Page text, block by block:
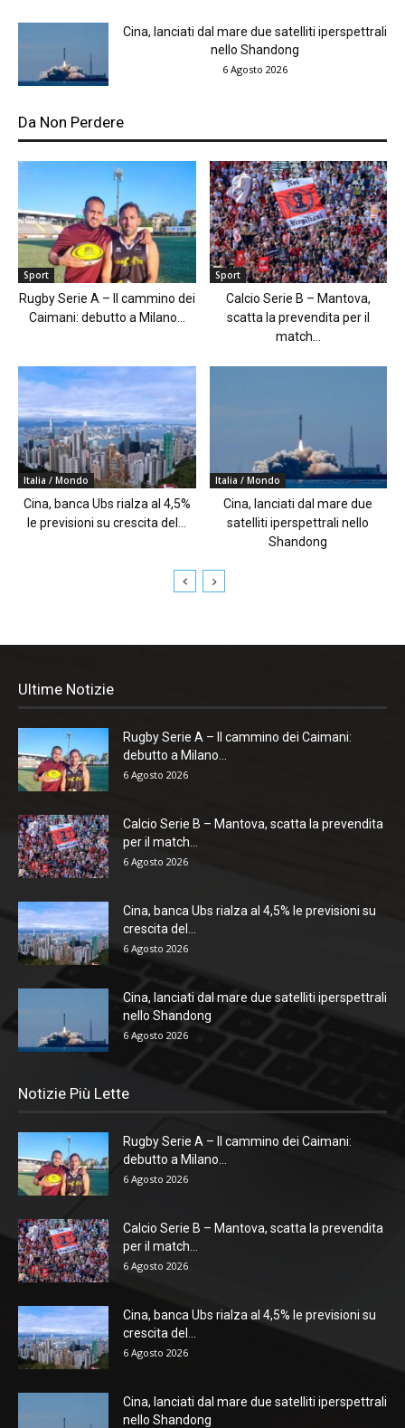
Cina, lanciati dal mare due satelliti iperspettrali
nello Shandong
6 Agosto 2026
Da Non Perdere
Sport
Rugby Serie A – Il cammino dei
Caimani: debutto a Milano...
Sport
Calcio Serie B – Mantova,
scatta la prevendita per il
match...
Italia / Mondo
Cina, banca Ubs rialza al 4,5%
le previsioni su crescita del...
Italia / Mondo
Cina, lanciati dal mare due
satelliti iperspettrali nello
Shandong
Ultime Notizie
Rugby Serie A – Il cammino dei Caimani:
debutto a Milano...
6 Agosto 2026
Calcio Serie B – Mantova, scatta la prevendita
per il match...
6 Agosto 2026
Cina, banca Ubs rialza al 4,5% le previsioni su
crescita del...
6 Agosto 2026
Cina, lanciati dal mare due satelliti iperspettrali
nello Shandong
6 Agosto 2026
Notizie Più Lette
Rugby Serie A – Il cammino dei Caimani:
debutto a Milano...
6 Agosto 2026
Calcio Serie B – Mantova, scatta la prevendita
per il match...
6 Agosto 2026
Cina, banca Ubs rialza al 4,5% le previsioni su
crescita del...
6 Agosto 2026
Cina, lanciati dal mare due satelliti iperspettrali
nello Shandong